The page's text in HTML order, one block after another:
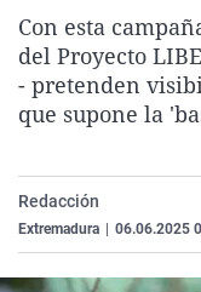
Con esta
del Proyecto
- pretenden
que supone la
Redacción
Extremadura 06.06.2025